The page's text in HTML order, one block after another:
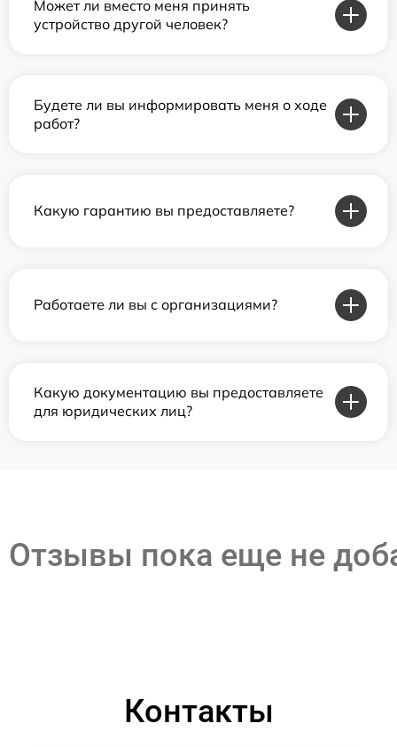
Может ли вместо меня принять
устройство другой человек?
Будете ли вы информировать меня о ходе
работ?
Какую гарантию вы предоставляете?
Работаете ли вы с организациями?
Какую документацию вы предоставляете
для юридических лиц?
Отзывы пока еще не
Контакты